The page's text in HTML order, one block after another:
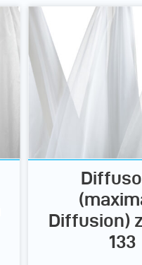
Diffusion)
133